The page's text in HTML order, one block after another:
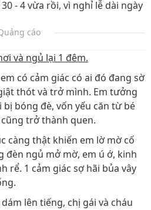
- 4 vừa rồi, vì nghỉ lễ dài ngày
cáo
và ngủ lại 1 đêm.
có cảm giác có ai đó đang sờ
thót và trở mình. Em tưởng
bóng đè, vốn yếu căn từ bé
trở thành quen.
càng thật khiến em lờ mờ cố
đèn ngủ mở mờ, em ú ớ, kinh
rể. 1 cảm giác sợ hãi bủa vây
lên tiếng, chị gái và cháu